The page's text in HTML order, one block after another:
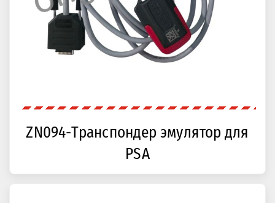
ZN094-Транспондер эмулятор для
PSA